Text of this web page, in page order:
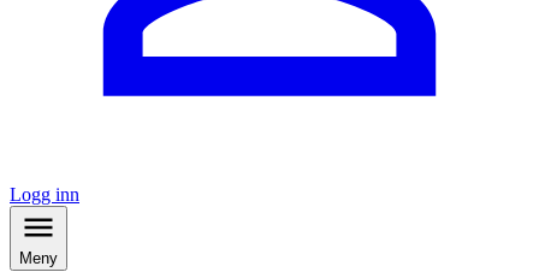
Logg inn
Meny